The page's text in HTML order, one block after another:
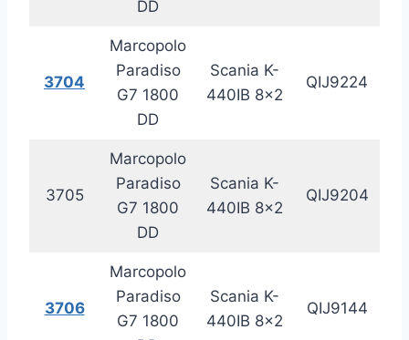
DD
3704
Marcopolo
Paradiso
G7 1800
DD
Scania K-
440IB 8×2
QIJ9224
3705
Marcopolo
Paradiso
G7 1800
DD
Scania K-
440IB 8×2
QIJ9204
3706
Marcopolo
Paradiso
G7 1800
Scania K-
440IB 8×2
QIJ9144